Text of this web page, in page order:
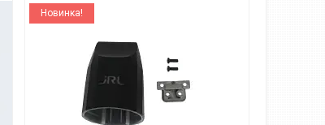
Новинка!